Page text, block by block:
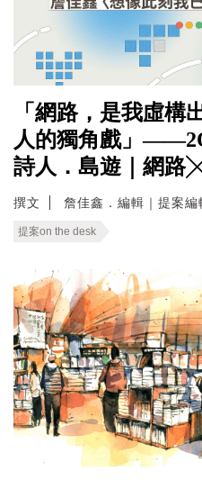
「網路，是我虛構
人的獨角戲」
詩人．島遊｜網路
撰文 詹佳鑫．編輯｜提案編
提案on the desk